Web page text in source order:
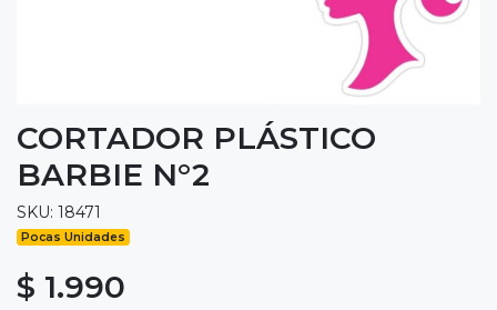
CORTADOR PLÁSTICO
BARBIE N°2
SKU: 18471
Pocas Unidades
$ 1.990